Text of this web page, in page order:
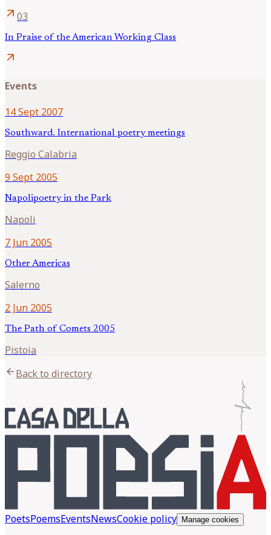
arrow_outward 03
In Praise of the American Working Class
arrow_outward
Events
14 Sept 2007
Southward. International poetry meetings
Reggio Calabria
9 Sept 2005
Napolipoetry in the Park
Napoli
7 Jun 2005
Other Americas
Salerno
2 Jun 2005
The Path of Comets 2005
Pistoia
arrow_backBack to directory
PoetsPoemsEventsNewsCookie policy Manage cookies